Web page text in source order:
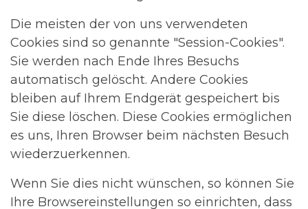
Die meisten der von uns verwendeten
Cookies sind so genannte "Session-Cookies".
Sie werden nach Ende Ihres Besuchs
automatisch gelöscht. Andere Cookies
bleiben auf Ihrem Endgerät gespeichert bis
Sie diese löschen. Diese Cookies ermöglichen
es uns, Ihren Browser beim nächsten Besuch
wiederzuerkennen.
Wenn Sie dies nicht wünschen, so können Sie
Ihre Browsereinstellungen so einrichten, dass